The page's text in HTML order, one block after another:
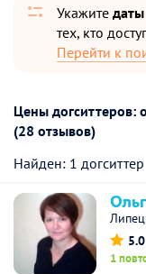
Укажите даты
тех, кто
Перейти к
Цены догситтеров:
(28 отзывов)
Найден: 1 догситтер
5.0
1